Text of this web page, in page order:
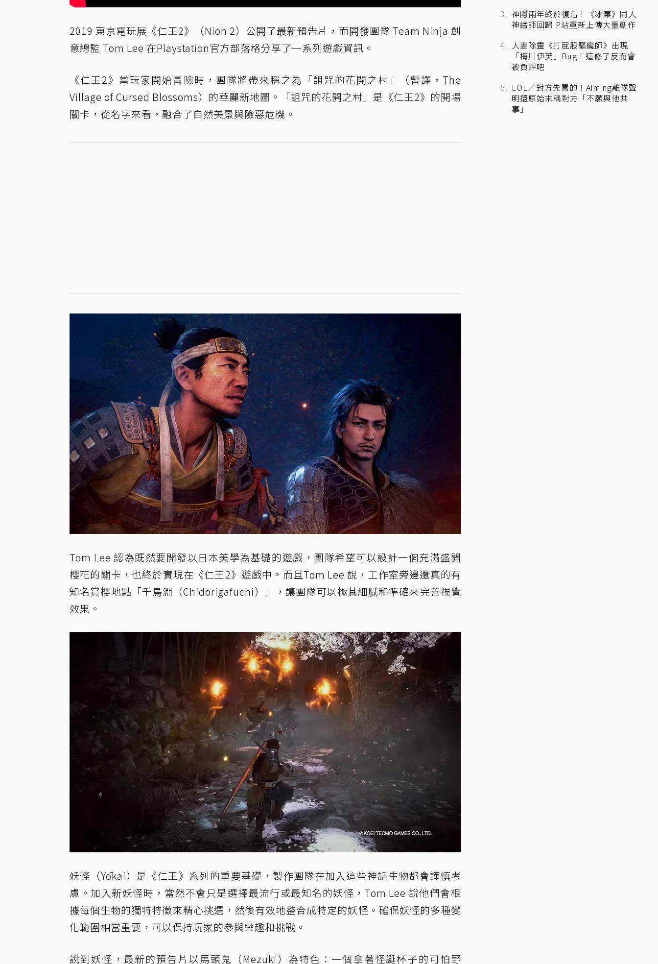
2019 東京電玩展 《仁王2》（Nioh 2）公開了最新預告片，而開發團隊 Team Ninja 創
意總監 Tom Lee 在Playstation官方部落格分享了一系列遊戲資訊。
《仁王2》當玩家開始冒險時，團隊將帶來稱之為「詛咒的花開之村」（暫譯，The
Village of Cursed Blossoms）的華麗新地圖。「詛咒的花開之村」是《仁王2》的開場
關卡，從名字來看，融合了自然美景與險惡危機。
Tom Lee 認為既然要開發以日本美學為基礎的遊戲，團隊希望可以設計一個充滿盛開
櫻花的關卡，也終於實現在《仁王2》遊戲中。而且Tom Lee 說，工作室旁邊還真的有
知名賞櫻地點「千鳥淵（Chidorigafuchi）」，讓團隊可以極其細膩和準確來完善視覺
效果。
妖怪（Yōkai）是《仁王》系列的重要基礎，製作團隊在加入這些神話生物都會謹慎考
慮。加入新妖怪時，當然不會只是選擇最流行或最知名的妖怪，Tom Lee 說他們會根
據每個生物的獨特特徵來精心挑選，然後有效地整合成特定的妖怪。確保妖怪的多種變
化範圍相當重要，可以保持玩家的參與樂趣和挑戰。
說到妖怪，最新的預告片以馬頭鬼（Mezuki）為特色：一個拿著怪誕杯子的可怕野
神隱兩年終於復活！《冰菓》同人
神繪師回歸 P站重新上傳大量創作
人妻除靈《打屁股驅魔師》出現
「梅川伊芙」Bug！這修了反而會
被負評吧
LOL／對方先罵的！Aiming離隊聲
明還原始末稱對方「不願與他共
事」